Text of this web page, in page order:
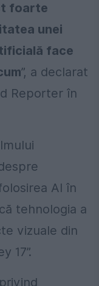
foarte
unei
face
”, a declarat
Reporter în
AI în
tehnologia a
vizuale din
17”.